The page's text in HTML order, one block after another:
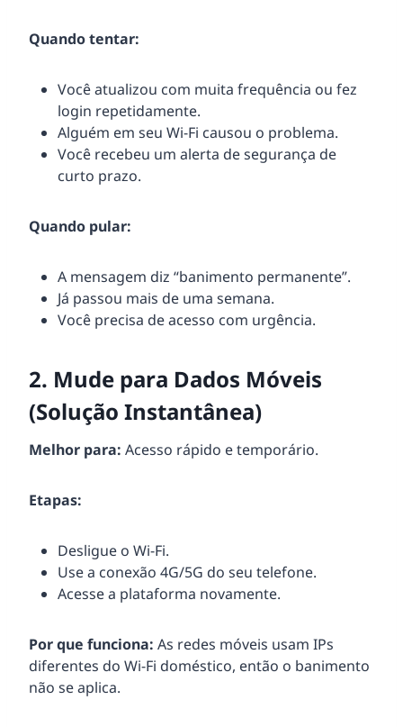
Quando tentar:
Você atualizou com muita frequência ou fez
login repetidamente.
Alguém em seu Wi-Fi causou o problema.
Você recebeu um alerta de segurança de
curto prazo.
Quando pular:
A mensagem diz “banimento permanente”.
Já passou mais de uma semana.
Você precisa de acesso com urgência.
2. Mude para Dados Móveis
(Solução Instantânea)
Melhor para: Acesso rápido e temporário.
Etapas:
Desligue o Wi-Fi.
Use a conexão 4G/5G do seu telefone.
Acesse a plataforma novamente.
Por que funciona: As redes móveis usam IPs
diferentes do Wi-Fi doméstico, então o banimento
não se aplica.